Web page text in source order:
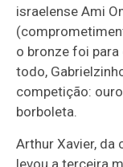
israelense Ami
o bronze foi
todo,
competição:
borboleta.
Arthur Xavier, da
levou a terceira